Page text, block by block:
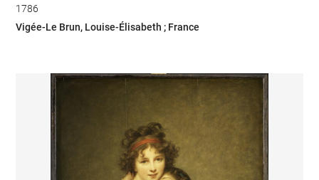
1786
Vigée-Le Brun, Louise-Élisabeth ; France